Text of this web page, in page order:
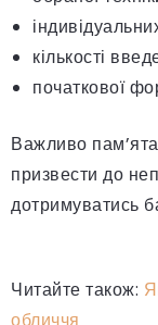
кількості
початкової
Важливо
призвести до
дотримуватись
Читайте також:
обличчя